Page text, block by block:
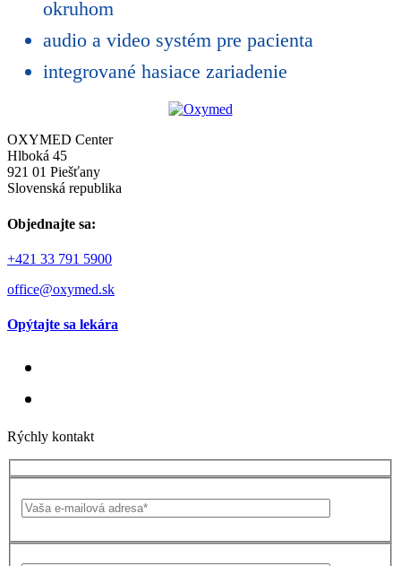
okruhom
audio a video systém pre pacienta
integrované hasiace zariadenie
OXYMED Center
Hlboká 45
921 01 Piešťany
Slovenská republika
Objednajte sa:
+421 33 791 5900
office@oxymed.sk
Opýtajte sa lekára
Rýchly kontakt